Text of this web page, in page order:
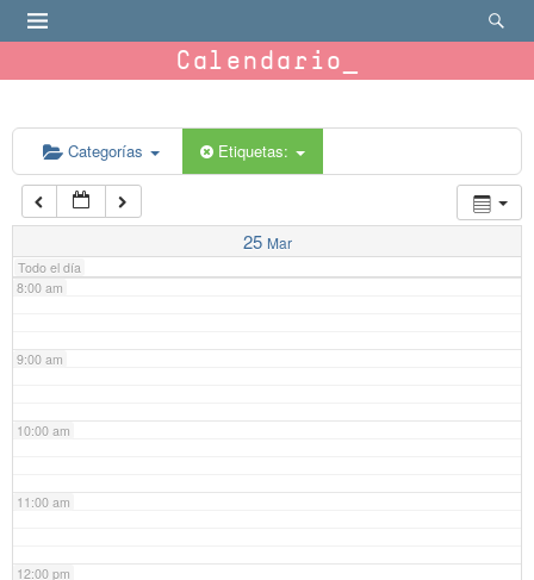
Calendario
Categorías Etiquetas:
25 Mar
Todo el día
6:00 am
7:00 am
8:00 am
9:00 am
10:00 am
11:00 am
12:00 pm